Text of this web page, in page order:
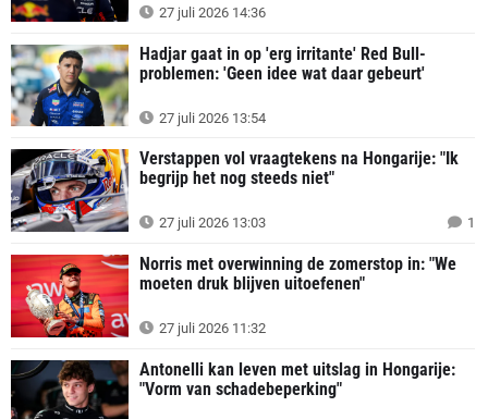
27 juli 2026 14:36
Hadjar gaat in op 'erg irritante' Red Bull-
problemen: 'Geen idee wat daar gebeurt'
27 juli 2026 13:54
Verstappen vol vraagtekens na Hongarije: "Ik
begrijp het nog steeds niet"
27 juli 2026 13:03 1
Norris met overwinning de zomerstop in: "We
moeten druk blijven uitoefenen"
27 juli 2026 11:32
Antonelli kan leven met uitslag in Hongarije:
"Vorm van schadebeperking"